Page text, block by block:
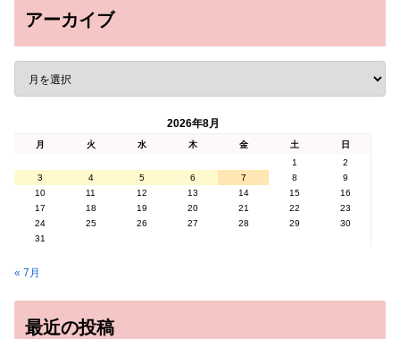
アーカイブ
2026年8月
月 火 水 木 金 土
日
1
2
3
4 5 6 7 8
9
10
11 12 13 14 15
16
17
18 19 20 21 22
23
24
25 26 27 28 29
30
31
« 7月
最近の投稿